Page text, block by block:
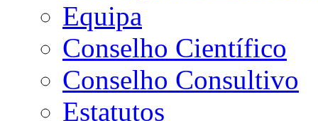
Equipa
Conselho Científico
Conselho Consultivo
Estatutos